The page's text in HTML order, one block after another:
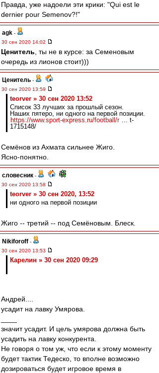
Правда, уже надоели эти крики: "Qui est le
dernier pour Semenov?!"
agk -
30 сен 2020 14:02
Ценитель , ты не в курсе: за Семеновым
очередь из лионов стоит)))
Ценитель -
30 сен 2020 13:59
teorver » 30 сен 2020 13:52
Список 33 лучших за прошлый сезон.
Наших пятеро, ни одного на первой позиции.
https://www.sport-express.ru/football/r ... t-
1715148/
Семёнов из Ахмата сильнее Жиго.
Ясно-понятно.
словесник -
30 сен 2020 13:58
teorver » 30 сен 2020, 13:52
ни одного на первой позиции
Жиго -- третий -- под Семёновым. Блеск.
Nikiforoff -
30 сен 2020 13:53
Карелин » 30 сен 2020 09:29
Андрей....
усадит на лавку Умярова.
значит усадит. И цель умярова должна быть
усадить на лавку конкурента.
Не говоря о том уж, что если к этому моменту
будет тактик Тедеско, то вполне возможно
дозироваться будет игровое время в